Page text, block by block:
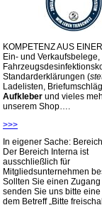
KOMPETENZ AUS
Ein- und Verkaufsbelege,
Standarderklärungen (
Ladelisten,
Aufkleber und vieles
unserem Shop….
>>>
In eigener Sache:
Der Bereich Interna ist
ausschließlich für
Mitgliedsunternehmen
Sollten Sie einen
senden Sie uns bitte
dem Betreff „Bitte